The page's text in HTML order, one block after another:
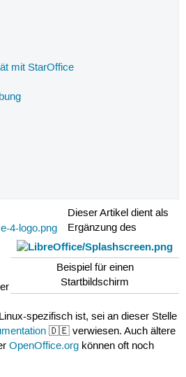
mit StarOffice
Beispiel für einen
Startbildschirm
Dieser Artikel dient als
Ergänzung des
spezifisch ist, sei an dieser Stelle
🇩🇪 verwiesen. Auch ältere
OpenOffice.orgkönnen oft noch